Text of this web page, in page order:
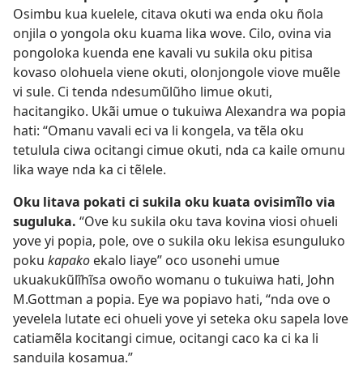
Osimbu kua kuelele, citava okuti wa enda oku ñola
onjila o yongola oku kuama lika wove. Cilo, ovina via
pongoloka kuenda ene kavali vu sukila oku pitisa
kovaso olohuela viene okuti, olonjongole viove muẽle
vi sule. Ci tenda ndesumũlũho limue okuti,
hacitangiko. Ukãi umue o tukuiwa Alexandra wa popia
hati: “Omanu vavali eci va li kongela, va tẽla oku
tetulula ciwa ocitangi cimue okuti, nda ca kaile omunu
lika waye nda ka ci tẽlele.
Oku litava pokati ci sukila oku kuata ovisimĩlo via
suguluka. “Ove ku sukila oku tava kovina viosi ohueli
yove yi popia, pole, ove o sukila oku lekisa esunguluko
poku kapako ekalo liaye” oco usonehi umue
ukuakukũlĩhĩsa owoño womanu o tukuiwa hati, John
M.Gottman a popia. Eye wa popiavo hati, “nda ove o
yevelela lutate eci ohueli yove yi seteka oku sapela love
catiamẽla kocitangi cimue, ocitangi caco ka ci ka li
sanduila kosamua.”